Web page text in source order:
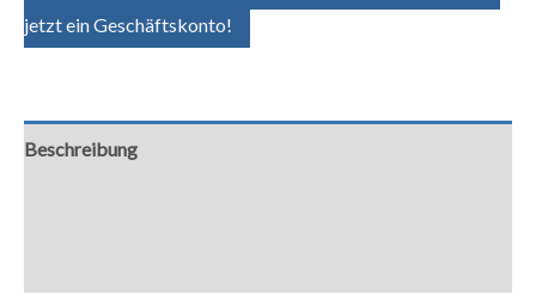
jetzt ein Geschäftskonto!
Beschreibung